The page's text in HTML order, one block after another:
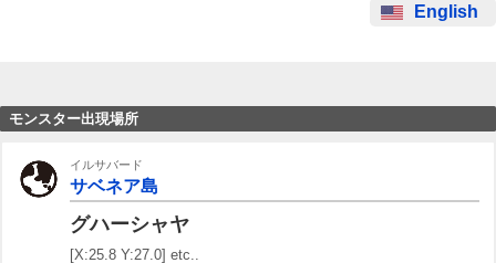
English
モンスター出現場所
イルサバード
サベネア島
グハーシャヤ
[X:25.8 Y:27.0] etc..